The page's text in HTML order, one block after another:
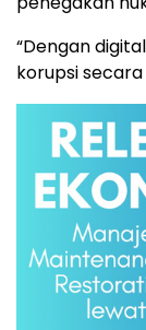
“Dengan
korupsi